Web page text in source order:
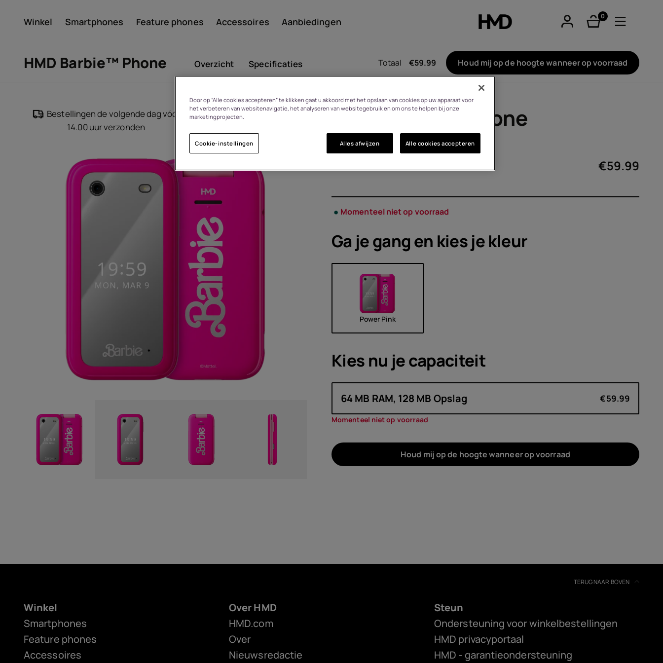
Winkel Smartphones Feature phones Accessoires Aanbiedingen
0
product(en)
Smartphones
Feature phones
Accessoires
Aanbiedingen
Over
Recycling van apparaten
Dutch
HMD Barbie™ Phone Overzicht Specificaties Totaal €59.99 Houd mij op de hoogte wanneer op voorraad
Bestellingen de volgende dag vóór
14.00 uur verzonden
14 dagen retourrecht bij
HMD Barbie™ Phone
1GF030APC1L01
€59.99
Momenteel niet op voorraad
Ga je gang en kies jekleur
Power Pink
Kies nu jecapaciteit
64 MB RAM, 128 MB Opslag €59.99
Momenteel niet op voorraad
Houd mij op de hoogte wanneer op voorraad
TERUG NAAR BOVEN
Winkel
Smartphones
Feature phones
Accessoires
Over HMD
HMD.com
Over
Nieuwsredactie
Steun
Ondersteuning voor winkelbestellingen
HMD privacyportaal
HMD - garantieondersteuning
Door op “Alle cookies accepteren” te klikken gaat u akkoord met het opslaan van cookies op uw apparaat voor
het verbeteren van websitenavigatie, het analyseren van websitegebruik en om ons te helpen bij onze
marketingprojecten.
Cookie-instellingen Alles afwijzen Alle cookies accepteren